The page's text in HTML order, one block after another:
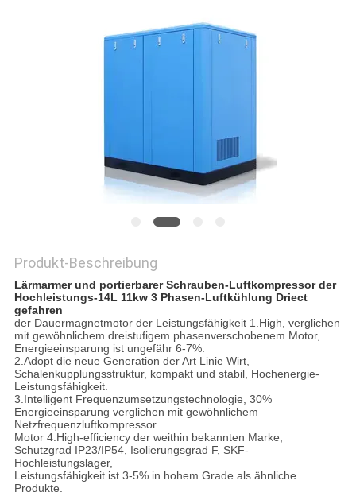
Produkt-Beschreibung
Lärmarmer und portierbarer Schrauben-Luftkompressor der
Hochleistungs-14L 11kw 3 Phasen-Luftkühlung Driect
gefahren
der Dauermagnetmotor der Leistungsfähigkeit 1.High, verglichen
mit gewöhnlichem dreistufigem phasenverschobenem Motor,
Energieeinsparung ist ungefähr 6-7%.
2.Adopt die neue Generation der Art Linie Wirt,
Schalenkupplungsstruktur, kompakt und stabil, Hochenergie-
Leistungsfähigkeit.
3.Intelligent Frequenzumsetzungstechnologie, 30%
Energieeinsparung verglichen mit gewöhnlichem
Netzfrequenzluftkompressor.
Motor 4.High-efficiency der weithin bekannten Marke,
Schutzgrad IP23/IP54, Isolierungsgrad F, SKF-
Hochleistungslager,
Leistungsfähigkeit ist 3-5% in hohem Grade als ähnliche
Produkte.